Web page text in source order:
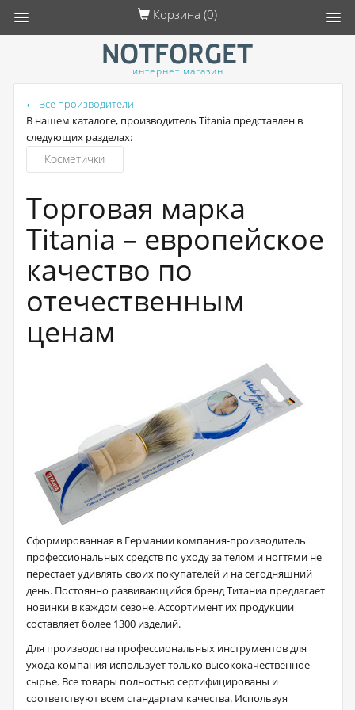
интернет магазин
← Все производители
В нашем каталоге, производитель Titania представлен в
следующих разделах:
Косметички
Торговая марка
Titania – европейское
качество по
отечественным
ценам
Сформированная в Германии компания-производитель
профессиональных средств по уходу за телом и ногтями не
перестает удивлять своих покупателей и на сегодняшний
день. Постоянно развивающийся бренд Титаниа предлагает
новинки в каждом сезоне. Ассортимент их продукции
составляет более 1300 изделий.
Для производства профессиональных инструментов для
ухода компания использует только высококачественное
сырье. Все товары полностью сертифицированы и
соответствуют всем стандартам качества. Используя
Корзина (0)